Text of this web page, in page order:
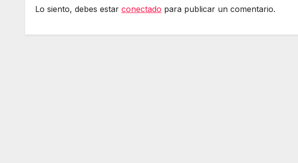
Lo siento, debes estar conectado para publicar un comentario.